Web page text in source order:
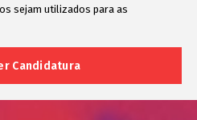
sejam utilizados para as